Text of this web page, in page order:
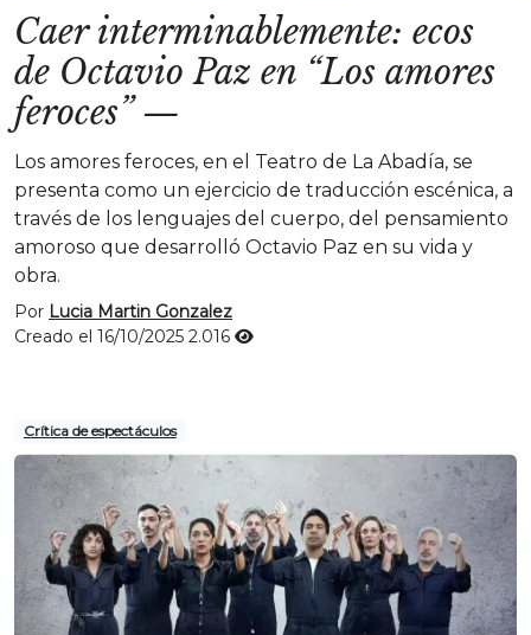
Caer interminablemente: ecos
de Octavio Paz en “Los amores
feroces”—
Los amores feroces, en el Teatro de La Abadía, se
presenta como un ejercicio de traducción escénica, a
través de los lenguajes del cuerpo, del pensamiento
amoroso que desarrolló Octavio Paz en su vida y
obra.
Por Lucia Martin Gonzalez
Creado el 16/10/2025 2.016
Crítica de espectáculos